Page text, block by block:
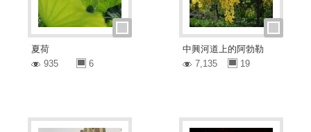
夏荷
935
6
中興河道上的阿勃勒
7,135
19